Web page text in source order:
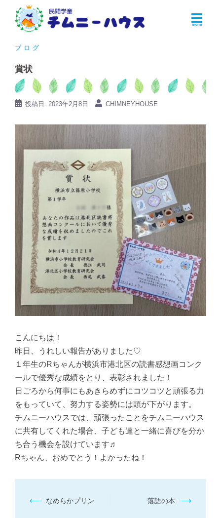
ブログ
賞状
投稿日: 2023年2月8日 CHIMNEYHOUSE
こんにちは！
昨日、うれしい報告がありました♡
１年生のRちゃんが横浜市港北区の読書感想画コンク
ールで優秀な成績をとり、表彰されました！
日ごろから何事にもあきらめずにコツコツと頑張る力
をもっていて、努力する姿勢には頭が下がります。
チムニーハウスでは、頑張ったことをチムニーハウス
に共有してくれた場合、子ども達と一緒に喜びを分か
ち合う機会を設けています♬
Rちゃん、おめでとう！よかったね！
投
⟵ なめらかプリン 落語の本 ⟶